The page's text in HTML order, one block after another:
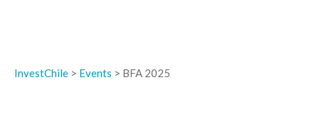
InvestChile > Events > BFA 2025